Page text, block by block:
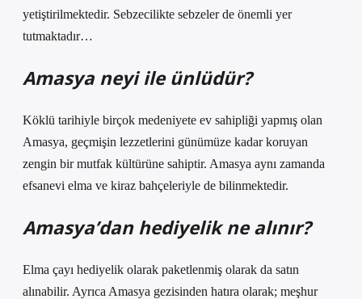
yetiştirilmektedir. Sebzecilikte sebzeler de önemli yer
tutmaktadır…
Amasya neyi ile ünlüdür?
Köklü tarihiyle birçok medeniyete ev sahipliği yapmış olan
Amasya, geçmişin lezzetlerini günümüze kadar koruyan
zengin bir mutfak kültürüne sahiptir. Amasya aynı zamanda
efsanevi elma ve kiraz bahçeleriyle de bilinmektedir.
Amasya’dan hediyelik ne alınır?
Elma çayı hediyelik olarak paketlenmiş olarak da satın
alınabilir. Ayrıca Amasya gezisinden hatıra olarak; meşhur